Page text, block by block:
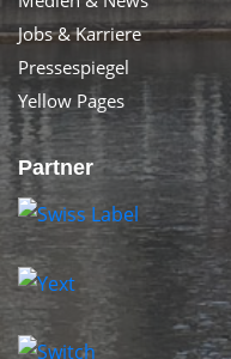
Jobs & Karriere
Pressespiegel
Yellow Pages
Partner